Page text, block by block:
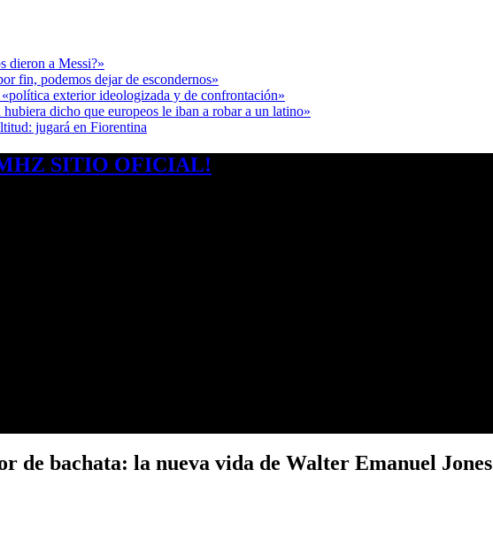
dieron a Messi?»
fin, podemos dejar de escondernos»
exterior ideologizada y de confrontación»
dicho que europeos le iban a robar a un latino»
jugará en Fiorentina
SITIO OFICIAL!
de bachata: la nueva vida de Walter Emanuel Jones